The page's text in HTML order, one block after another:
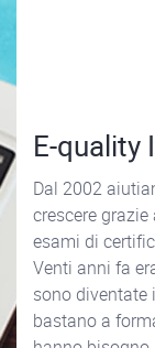
E-quality
Dal 2002
crescere
esami di
Venti anni fa
sono diventate
bastano a